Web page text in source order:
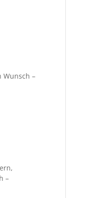
–
–